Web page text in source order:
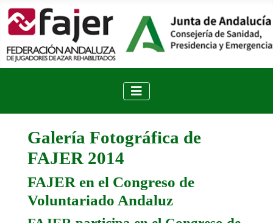
Galería Fotográfica de
FAJER 2014
FAJER en el Congreso de
Voluntariado Andaluz